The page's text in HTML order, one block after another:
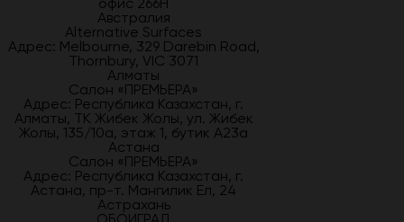
Австралия
Alternative Surfaces
Адрес: Melbourne, 329 Darebin Road,
Thornbury, VIC 3071
Алматы
Салон «ПРЕМЬЕРА»
Адрес: Республика Казахстан, г.
Алматы, ТК Жибек Жолы, ул. Жибек
Жолы, 135/10а, этаж 1, бутик А23а
Астана
Салон «ПРЕМЬЕРА»
Адрес: Республика Казахстан, г.
Астана, пр-т. Мангилик Ел, 24
Астрахань